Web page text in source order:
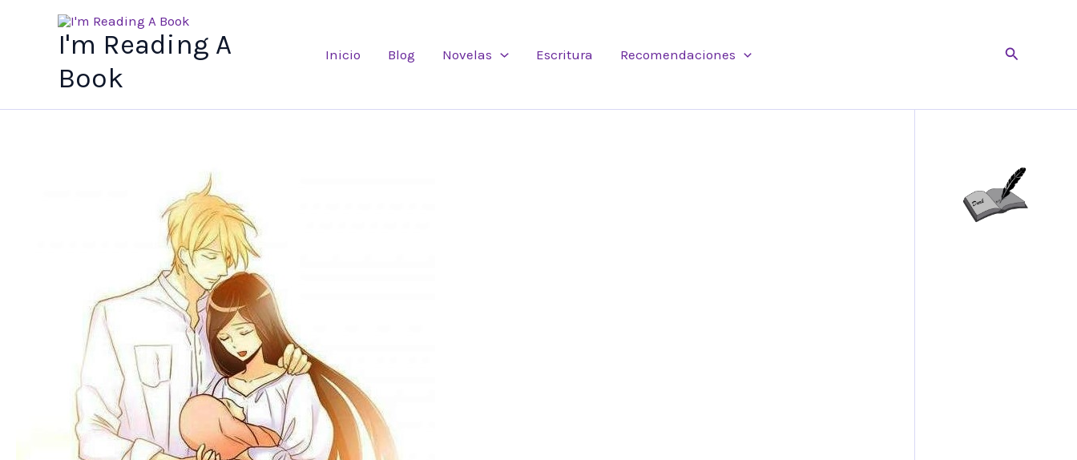
I'm Reading A
Book
Inicio Blog Novelas Escritura Recomendaciones Buscar